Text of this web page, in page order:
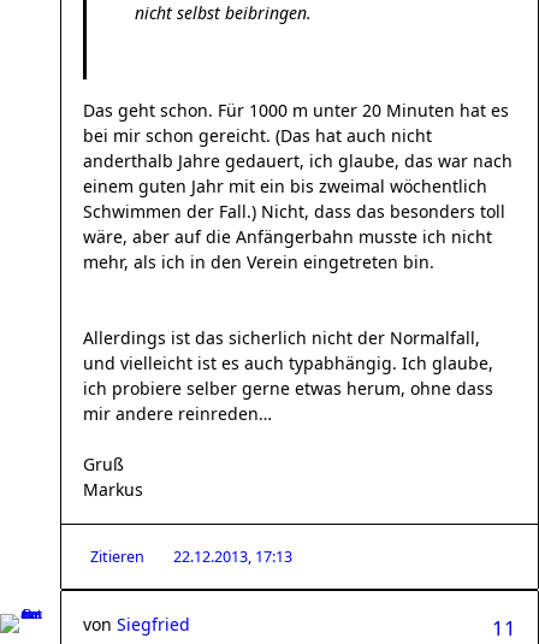
nicht selbst beibringen.
Das geht schon. Für 1000 m unter 20 Minuten hat es
bei mir schon gereicht. (Das hat auch nicht
anderthalb Jahre gedauert, ich glaube, das war nach
einem guten Jahr mit ein bis zweimal wöchentlich
Schwimmen der Fall.) Nicht, dass das besonders toll
wäre, aber auf die Anfängerbahn musste ich nicht
mehr, als ich in den Verein eingetreten bin.
Allerdings ist das sicherlich nicht der Normalfall,
und vielleicht ist es auch typabhängig. Ich glaube,
ich probiere selber gerne etwas herum, ohne dass
mir andere reinreden…
Gruß
Markus
Zitieren 22.12.2013, 17:13
11
von Siegfried